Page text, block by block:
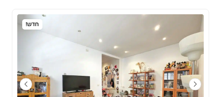
חדש!